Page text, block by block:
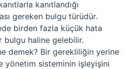
kanıtlandığı
gereken bulgu türüdür.
birden fazla küçük hata
bulgu haline gelebilir.
demek? Bir gerekliliğin yerine
yönetim sisteminin işleyişini